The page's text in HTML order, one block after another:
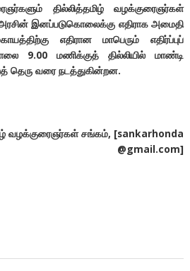
தில்லித்தமிழ் வழக்குரைஞர்கள்
இனப்படுகொலைக்கு எதிராக அமைதி
எதிரான மாபெரும் எதிர்ப்புப்
9.00மணிக்குத் தில்லியில் மாண்டி
தெரு வரை நடத்துகின்றன.
வழக்குரைஞர்கள் சங்கம், [sankarhonda
@gmail.com]